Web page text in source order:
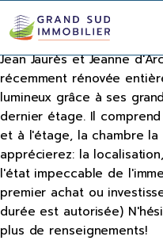
Votre agence GRAND
proposer à la vente, à 2
Jean Jaurès et Jeanne
récemment rénovée
lumineux grâce à ses
dernier étage. Il
et à l'étage, la chambre
apprécierez: la
l'état impeccable de
premier achat ou
durée est autorisée)
plus de renseignements!